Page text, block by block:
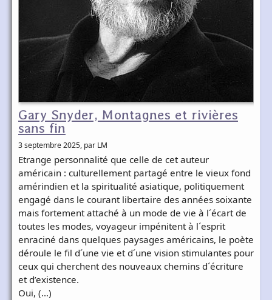
Gary Snyder, Montagnes et rivières
sans fin
3 septembre 2025, par LM
Etrange personnalité que celle de cet auteur
américain : culturellement partagé entre le vieux fond
amérindien et la spiritualité asiatique, politiquement
engagé dans le courant libertaire des années soixante
mais fortement attaché à un mode de vie à l´écart de
toutes les modes, voyageur impénitent à l´esprit
enraciné dans quelques paysages américains, le poète
déroule le fil d´une vie et d´une vision stimulantes pour
ceux qui cherchent des nouveaux chemins d´écriture
et d’existence.
Oui, (…)